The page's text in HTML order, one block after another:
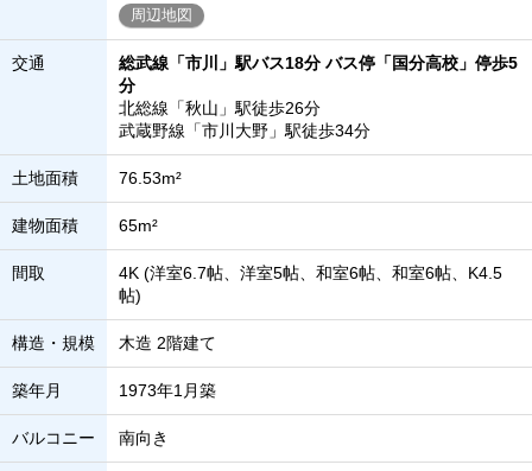
周辺地図
交通
総武線「市川」駅バス18分 バス停「国分高校」停歩5
分
北総線「秋山」駅徒歩26分
武蔵野線「市川大野」駅徒歩34分
土地面積 76.53m²
建物面積 65m²
間取
4K (洋室6.7帖、洋室5帖、和室6帖、和室6帖、K4.5
帖)
構造・規模 木造 2階建て
築年月 1973年1月築
バルコニー 南向き